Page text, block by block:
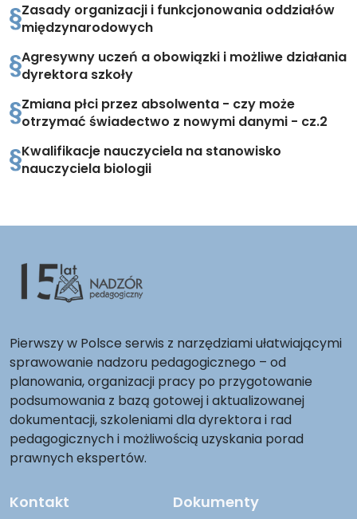
Zasady organizacji i funkcjonowania oddziałów
międzynarodowych
Agresywny uczeń a obowiązki i możliwe działania
dyrektora szkoły
Zmiana płci przez absolwenta - czy może
otrzymać świadectwo z nowymi danymi - cz.2
Kwalifikacje nauczyciela na stanowisko
nauczyciela biologii
Pierwszy w Polsce serwis z narzędziami ułatwiającymi
sprawowanie nadzoru pedagogicznego – od
planowania, organizacji pracy po przygotowanie
podsumowania z bazą gotowej i aktualizowanej
dokumentacji, szkoleniami dla dyrektora i rad
pedagogicznych i możliwością uzyskania porad
prawnych ekspertów.
Kontakt Dokumenty